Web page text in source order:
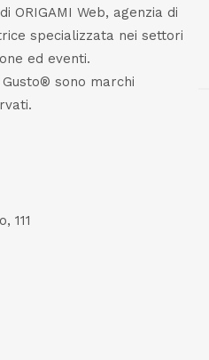
ORIGAMI Web, agenzia di
specializzata nei settori
ed eventi.
sono marchi
111